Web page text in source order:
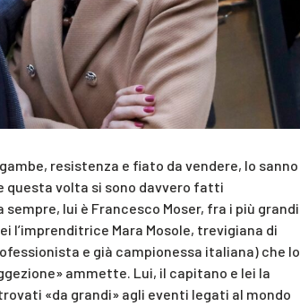
resistenza e fiato da vendere, lo sanno
questa volta si sono davvero fatti
lui è Francesco Moser, fra i più grandi
l’imprenditrice Mara Mosole, trevigiana di
e già campionessa italiana) che lo
ammette. Lui, il capitano e lei la
«da grandi» agli eventi legati al mondo